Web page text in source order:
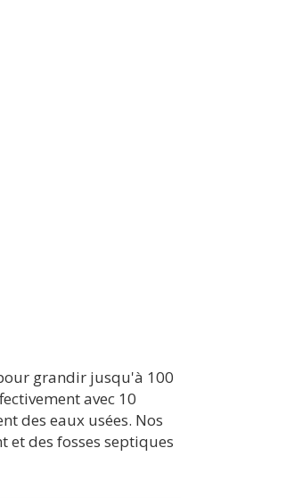
grandir jusqu'à 100
avec 10
des eaux usées. Nos
et des fosses septiques